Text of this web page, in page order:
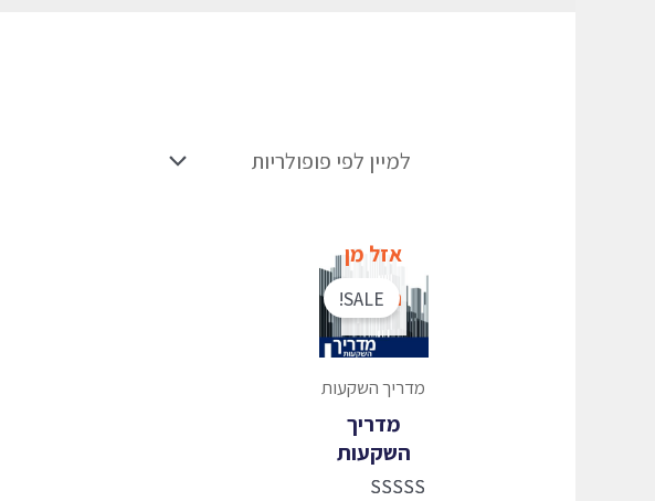
אזל מן
המלאי
SALE!
מדריך השקעות
מדריך
השקעות